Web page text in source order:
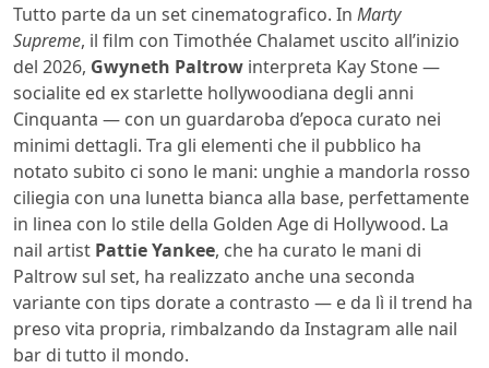
Tutto parte da un set cinematografico. In Marty
Supreme, il film con Timothée Chalamet uscito all’inizio
del 2026, Gwyneth Paltrow interpreta Kay Stone —
socialite ed ex starlette hollywoodiana degli anni
Cinquanta — con un guardaroba d’epoca curato nei
minimi dettagli. Tra gli elementi che il pubblico ha
notato subito ci sono le mani: unghie a mandorla rosso
ciliegia con una lunetta bianca alla base, perfettamente
in linea con lo stile della Golden Age di Hollywood. La
nail artist Pattie Yankee, che ha curato le mani di
Paltrow sul set, ha realizzato anche una seconda
variante con tips dorate a contrasto — e da lì il trend ha
preso vita propria, rimbalzando da Instagram alle nail
bar di tutto il mondo.